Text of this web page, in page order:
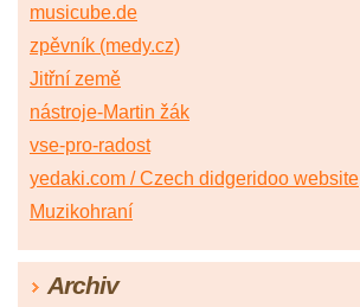
musicube.de
zpěvník (medy.cz)
Jitřní země
nástroje-Martin žák
vse-pro-radost
yedaki.com / Czech didgeridoo website
Muzikohraní
Archiv